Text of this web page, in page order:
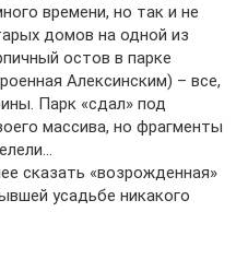
времени, но так и не
домов на одной из
остов в парке
Алексинским) – все,
Парк «сдал» под
массива, но фрагменты
сказать «возрожденная»
усадьбе никакого